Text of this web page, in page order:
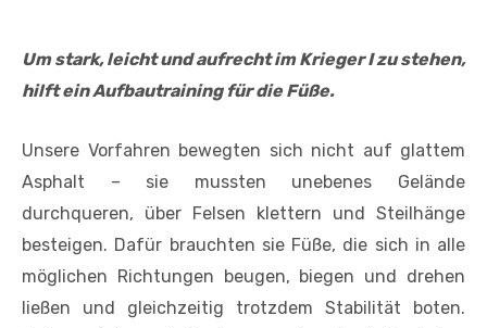
Um stark, leicht und aufrecht im Krieger I zu stehen,
hilft ein Aufbautraining für die Füße.
Unsere Vorfahren bewegten sich nicht auf glattem
Asphalt – sie mussten unebenes Gelände
durchqueren, über Felsen klettern und Steilhänge
besteigen. Dafür brauchten sie Füße, die sich in alle
möglichen Richtungen beugen, biegen und drehen
ließen und gleichzeitig trotzdem Stabilität boten.